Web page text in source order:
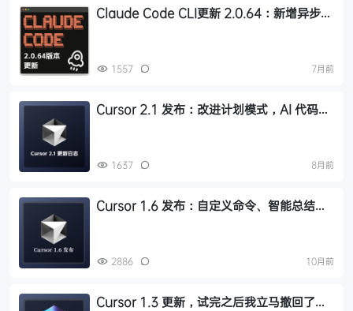
Claude Code CLI更新 2.0.64：新增异步子
1557 7月前
Cursor 2.1 发布：改进计划模式，AI 代码审
1637 8月前
Cursor 1.6 发布：自定义命令、智能总结，
2886 10月前
Cursor 1.3 更新，试完之后我立马撤回了